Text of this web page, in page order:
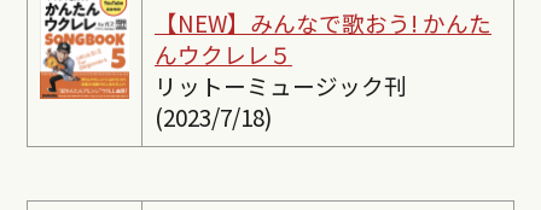
【NEW】みんなで歌おう! かんた
んウクレレ５
リットーミュージック刊
(2023/7/18)